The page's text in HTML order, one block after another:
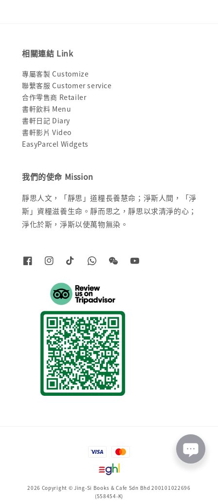
相關連結 Link
專屬客製 Customize
聯繫客服 Customer service
合作零售商 Retailer
書軒飲料 Menu
書軒日記 Diary
書軒影片 Video
EasyParcel Widgets
我們的使命 Mission
靜思人文，「靜思」道糧長養慧命；淨斯人間，「淨
斯」資糧滋養生命。靜而思之，靜思以求清淨的心；
淨化於斯，淨斯以使萬物無染。
2026 Copyright © Jing-Si Books & Cafe Sdn Bhd 200101022696
(558454-K)